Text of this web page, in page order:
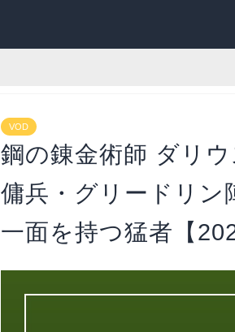
VOD
鋼の錬金術師 ダリ
傭兵・グリードリン
一面を持つ猛者【